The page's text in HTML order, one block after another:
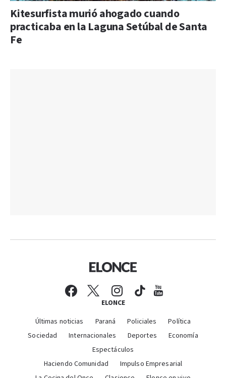
Kitesurfista murió ahogado cuando
practicaba en la Laguna Setúbal de Santa
Fe
ELONCE
Últimas noticias Paraná Policiales
Política
Sociedad
Internacionales Deportes
Economía
Espectáculos
Haciendo Comunidad
Impulso Empresarial